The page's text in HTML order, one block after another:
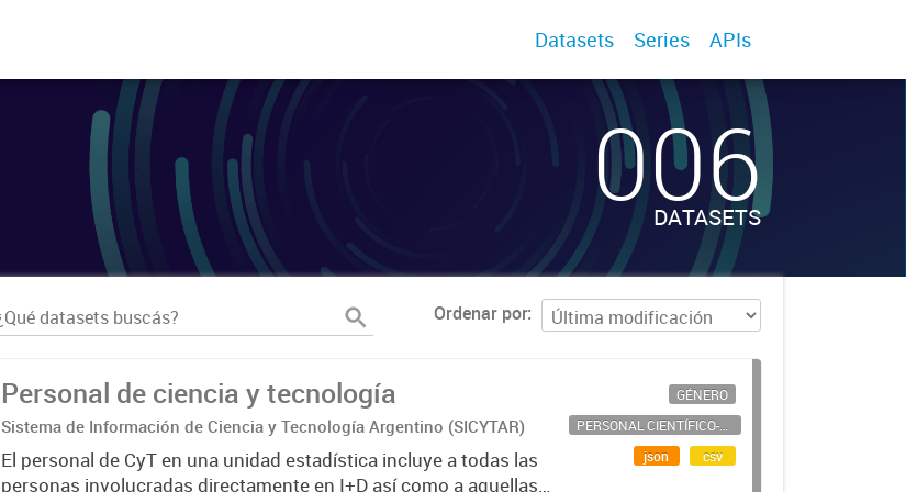
Datasets Series APIs
006
DATASETS
Ordenar por
Personal de ciencia y tecnología
Sistema de Información de Ciencia y Tecnología Argentino (SICYTAR)
El personal de CyT en una unidad estadística incluye a todas las
personas involucradas directamente en I+D así como a aquellas
GÉNERO
PERSONAL CIENTÍFICO-TECNOLÓGICO
json
csv